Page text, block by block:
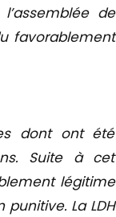
de
favorablement
dont ont été
Suite à cet
légitime
La LDH